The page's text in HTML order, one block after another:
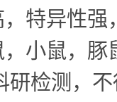
特异性
小鼠，
研检测，